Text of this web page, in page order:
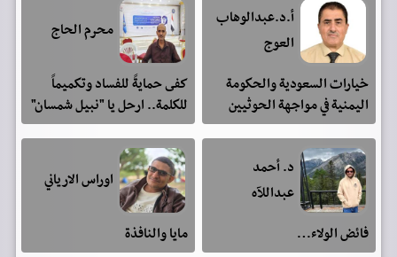
أ.د.عبدالوهاب
العوج
خيارات السعودية والحكومة
اليمنية في مواجهة الحوثيين
محرم الحاج
كفى حمايةً للفساد وتكميماً
للكلمة.. ارحل يا "نبيل شمسان"
د. أحمد
عبداللآه
فائض الولاء…
اوراس الارياني
مايا والنافذة